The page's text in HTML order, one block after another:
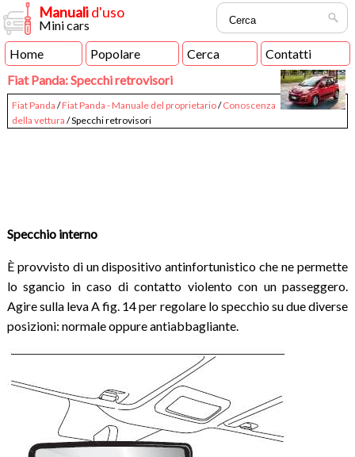
Manualid'uso
Mini cars
Home
Popolare Cerca
Contatti
Fiat Panda: Specchi retrovisori
Fiat Panda /Fiat Panda - Manuale del proprietario/Conoscenza
della vettura / Specchi retrovisori
Specchio interno
È provvisto di un dispositivo antinfortunistico che ne permette
lo sgancio in caso di contatto violento con un passeggero.
Agire sulla leva A fig. 14 per regolare lo specchio su due diverse
posizioni: normale oppure antiabbagliante.